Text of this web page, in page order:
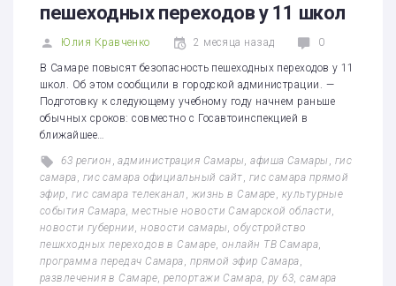
пешеходных переходов у 11 школ
Юлия Кравченко 2 месяца назад 0
В Самаре повысят безопасность пешеходных переходов у 11
школ. Об этом сообщили в городской администрации. —
Подготовку к следующему учебному году начнем раньше
обычных сроков: совместно с Госавтоинспекцией в
ближайшее…
63 регион ,администрация Самары,афиша Самары , гис
самара, гис самара официальный сайт, гис самара прямой
эфир, гис самара телеканал , жизнь в Самаре, культурные
события Самара,местные новости Самарской области,
новости губернии,новости самары,обустройство
пешкходных переходов в Самаре, онлайн ТВ Самара,
программа передач Самара, прямой эфир Самара,
развлечения в Самаре, репортажи Самара,ру 63,самара